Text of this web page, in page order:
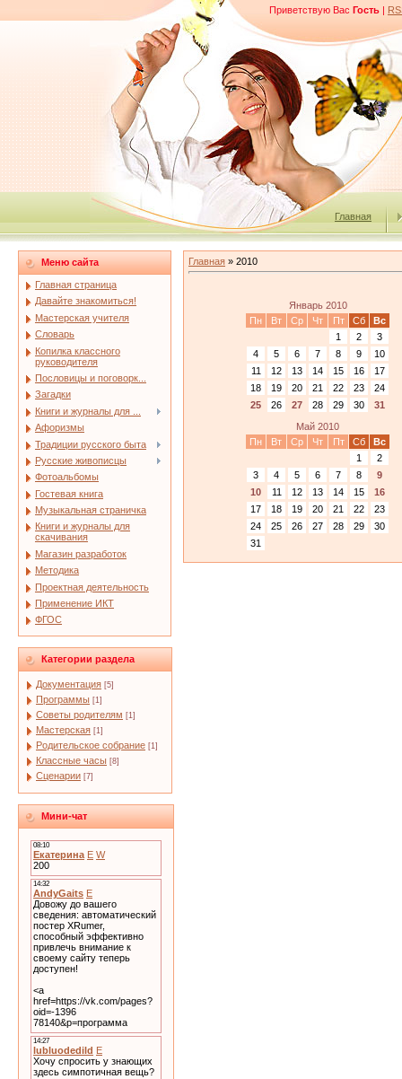
Приветствую Вас Гость |
Главная
Меню сайта
Главная страница
Давайте знакомиться!
Мастерская учителя
Словарь
Копилка классного
руководителя
Пословицы и поговорк...
Загадки
Книги и журналы для ...
Афоризмы
Традиции русского быта
Русские живописцы
Фотоальбомы
Гостевая книга
Музыкальная страничка
Книги и журналы для
скачивания
Магазин разработок
Методика
Проектная деятельность
Применение ИКТ
ФГОС
Категории раздела
Документация [5]
Программы [1]
Советы родителям [1]
Мастерская [1]
Родительское собрание [1]
Классные часы [8]
Сценарии [7]
Мини-чат
Главная » 2010
Январь 2010
Пн
Вт Ср Чт Пт Сб
Вс
1
2
3
4
5 6 7 8 9
10
11
12 13 14 15 16
17
18
19 20 21 22 23
24
25
26 27 28 29 30
31
Май 2010
Пн
Вт Ср Чт Пт Сб
Вс
1
2
3
4 5 6 7 8
9
10
11 12 13 14 15
16
17
18 19 20 21 22
23
24
25 26 27 28 29
30
31